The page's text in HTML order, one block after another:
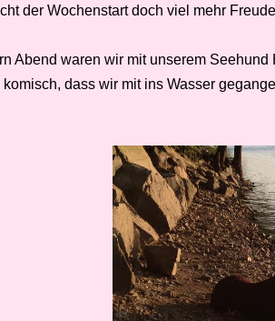
der Wochenstart doch viel mehr
Abend waren wir mit unserem
komisch, dass wir mit ins Wasser